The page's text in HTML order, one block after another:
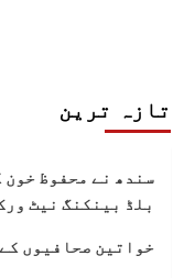
تازہ ترین
سندھ نے محفوظ خون
بلڈ بینکنگ نیٹ
خواتین صحافیوں